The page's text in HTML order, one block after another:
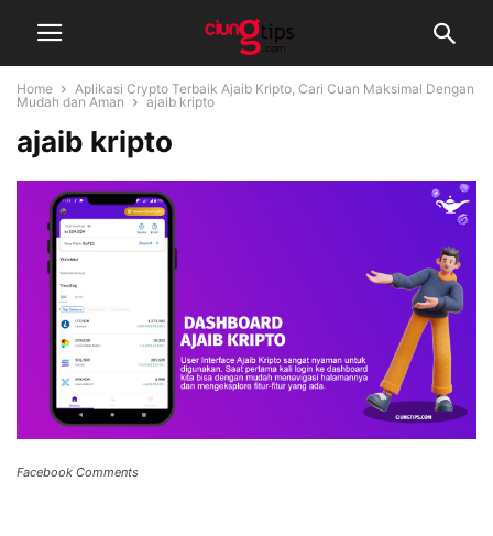
Home
Aplikasi Crypto Terbaik Ajaib Kripto, Cari Cuan Maksimal Dengan
Mudah dan Aman
ajaib kripto
ajaib kripto
Facebook Comments